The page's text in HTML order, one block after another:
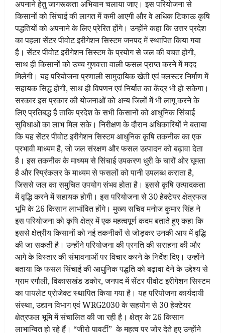
अपनाने हेतु जागरूकता अभियान चलाया जाए। इस परियोजना से
किसानों को सिंचाई की लागत में कमी आएगी और वे अधिक टिकाऊ कृषि
पद्धतियों को अपनाने के लिए प्रेरित होंगे। उन्होंने कहा कि उत्तर प्रदेश
का पहला सेंटर पीवोट इरीगेशन सिस्टम जनपद में स्थापित किया गया
है। सेंटर पीवोट इरीगेशन सिस्टम के प्रयोग से जल की बचत होगी,
साथ ही किसानों को उच्च गुणवत्ता वाली फसल प्राप्त करने में मदद
मिलेगी। यह परियोजना प्रणाली सामुदायिक खेती एवं क्लस्टर निर्माण में
सहायक सिद्ध होगी, साथ ही विपणन एवं निर्यात का केंद्र भी हो सकेगा।
सरकार इस प्रकार की योजनाओं को अन्य जिलों में भी लागू करने के
लिए प्रतिबद्ध है ताकि प्रदेश के सभी किसानों को आधुनिक सिंचाई
सुविधाओं का लाभ मिल सके। निरीक्षण के दौरान अधिकारियों ने बताया
कि यह सेंटर पीवोट इरीगेशन सिस्टम आधुनिक कृषि तकनीक का एक
प्रभावी माध्यम है, जो जल संरक्षण और फसल उत्पादन को बढ़ावा देता
है। इस तकनीक के माध्यम से सिंचाई उपकरण धुरी के चारों ओर घूमता
है और स्प्रिंकलर के माध्यम से फसलों को पानी उपलब्ध कराता है,
जिससे जल का समुचित उपयोग संभव होता है। इससे कृषि उत्पादकता
में वृद्धि करने में सहायक होगी। इस परियोजना से 30 हेक्टेयर क्षेत्रफल
भूमि के 26 किसान लाभांवित होंगे। मुख्य सचिव मनोज कुमार सिंह ने
इस परियोजना को कृषि क्षेत्र में एक महत्वपूर्ण कदम बताते हुए कहा कि
इससे क्षेत्रीय किसानों को नई तकनीकों से जोड़कर उनकी आय में वृद्धि
की जा सकती है। उन्होंने परियोजना की प्रगति की सराहना की और
आगे के विस्तार की संभावनाओं पर विचार करने के निर्देश दिए। उन्होंने
बताया कि फसल सिंचाई की आधुनिक पद्धति को बढ़ावा देने के उद्देश्य से
ग्राम रगौली, विकासखंड डकोर, जनपद में सेंटर पीवोट इरीगेशन सिस्टम
का पायलेट प्रोजेक्ट स्थापित किया गया है। यह परियोजना कार्यदायी
संस्था, उद्यान विभाग एवं WRG2030 के सहयोग से 30 हेक्टेयर
क्षेत्रफल भूमि में संचालित की जा रही है। क्षेत्र के 26 किसान
लाभान्वित हो रहे हैं। “जीरो पावर्टी” के महत्व पर जोर देते हुए उन्होंने